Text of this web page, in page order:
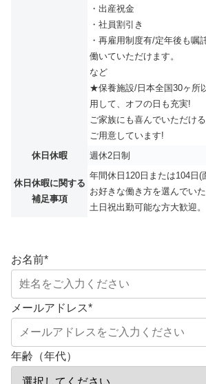
・出産祝金
・社員割引き
・再雇用制度有/定年後も嘱
働いていただけます。
など
★保養施設/日本全国30ヶ所
用して、オフの日も充実!
ご家族にも喜んでいただけ
ご用意しています!
休日休暇
週休2日制
休日休暇に関する
補足事項
年間休日120日または104日(
お好きな働き方を選んでいた
土日祝出勤可能な方大歓迎。
お名前*
メールアドレス*
年齢（年代）